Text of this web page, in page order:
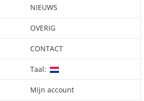
NIEUWS
OVERIG
CONTACT
Taal:
Mijn account